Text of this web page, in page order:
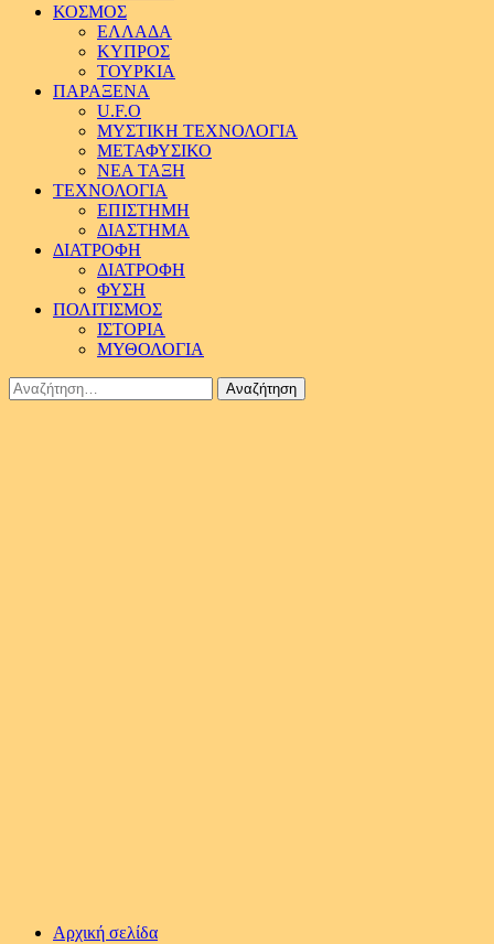
ΚΟΣΜΟΣ
ΕΛΛΑΔΑ
ΚΥΠΡΟΣ
ΤΟΥΡΚΙΑ
ΠΑΡΑΞΕΝΑ
U.F.O
ΜΥΣΤΙΚΗ ΤΕΧΝΟΛΟΓΙΑ
ΜΕΤΑΦΥΣΙΚΟ
ΝΕΑ ΤΑΞΗ
ΤΕΧΝΟΛΟΓΙΑ
ΕΠΙΣΤΗΜΗ
ΔΙΑΣΤΗΜΑ
ΔΙΑΤΡΟΦΗ
ΔΙΑΤΡΟΦΗ
ΦΥΣΗ
ΠΟΛΙΤΙΣΜΟΣ
ΙΣΤΟΡΙΑ
ΜΥΘΟΛΟΓΙΑ
Αναζήτηση
για:
Αρχική σελίδα